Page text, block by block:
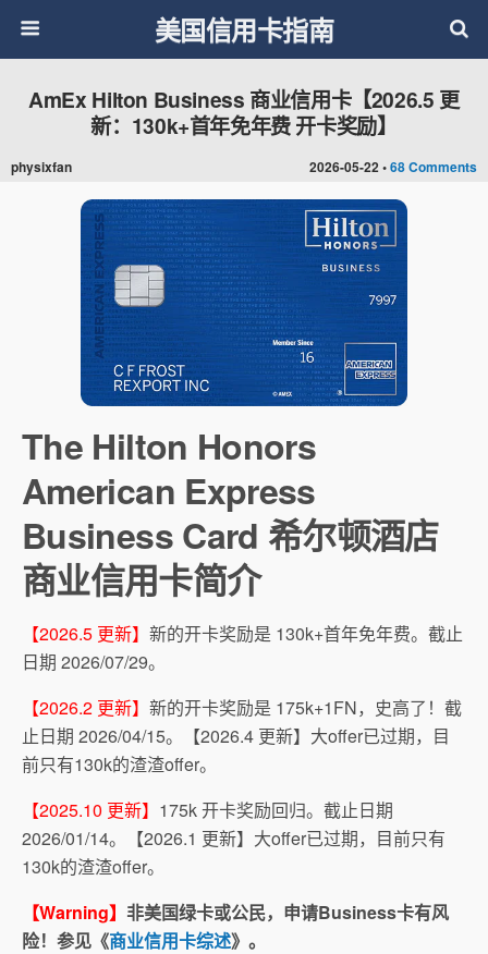
美国信用卡指南
2026-05-22 •68 Comments
AmEx Hilton Business 商业信用卡【2026.5 更
新：130k+首年免年费 开卡奖励】
physixfan
The Hilton Honors
American Express
Business Card 希尔顿酒店
商业信用卡简介
【2026.5 更新】 新的开卡奖励是 130k+首年免年费。截止
日期 2026/07/29。
【2026.2 更新】 新的开卡奖励是 175k+1FN，史高了！截
止日期 2026/04/15。【2026.4 更新】大offer已过期，目
前只有130k的渣渣offer。
【2025.10 更新】 175k 开卡奖励回归。截止日期
2026/01/14。【2026.1 更新】大offer已过期，目前只有
130k的渣渣offer。
【Warning】 非美国绿卡或公民，申请Business卡有风
险！参见《商业信用卡综述》。